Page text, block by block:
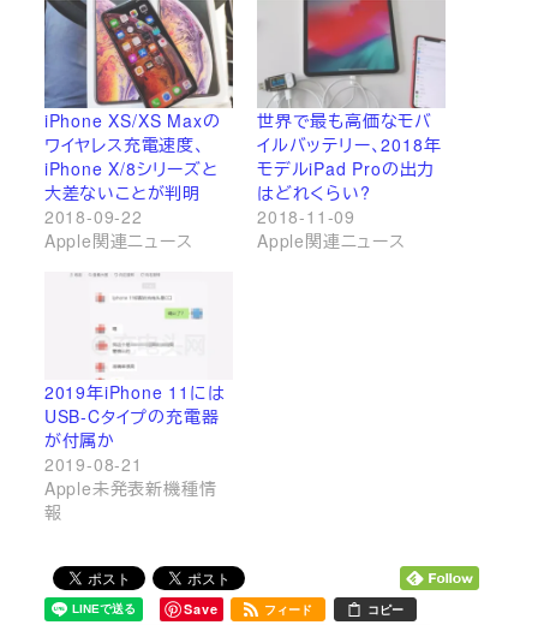
iPhone XS/XS Maxの
ワイヤレス充電速度、
iPhone X/8シリーズと
大差ないことが判明
2018-09-22
Apple関連ニュース
世界で最も高価なモバ
イルバッテリー、2018年
モデルiPad Proの出力
はどれくらい?
2018-11-09
Apple関連ニュース
2019年iPhone 11には
USB-Cタイプの充電器
が付属か
2019-08-21
Apple未発表新機種情
報
Save フィード コピー